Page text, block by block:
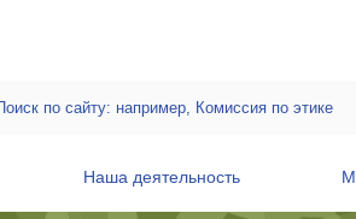
Наша деятельность